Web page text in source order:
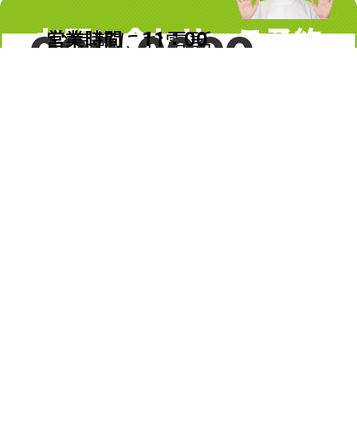
お問い合わせ・ご予約
お気軽にお電話
000-0000-
営業時間 11：00